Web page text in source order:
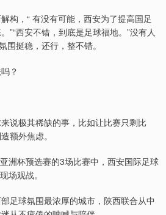
构，“ 有没有可能，西安为了提高国足
”“西安不错，到底是足球福地。”没有人
围挺稳，还行，整不错。
？
说极其稀缺的事，比如让比赛只剩比
额外焦虑。
洲杯预选赛的3场比赛中，西安国际足球
场观战。
足球氛围最浓厚的城市，陕西联合从中